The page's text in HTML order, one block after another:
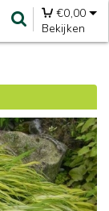
€0,00
Bekijken